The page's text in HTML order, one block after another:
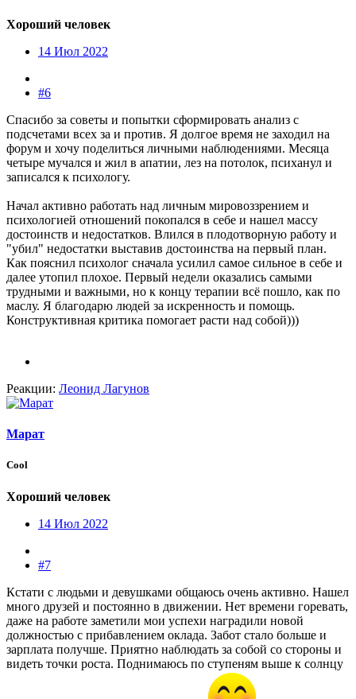
Хороший человек
14 Июл 2022
#6
Спасибо за советы и попытки сформировать анализ с
подсчетами всех за и против. Я долгое время не заходил на
форум и хочу поделиться личными наблюдениями. Месяца
четыре мучался и жил в апатии, лез на потолок, психанул и
записался к психологу.
Начал активно работать над личным мировоззрением и
психологией отношений покопался в себе и нашел массу
достоинств и недостатков. Влился в плодотворную работу и
"убил" недостатки выставив достоинства на первый план.
Как пояснил психолог сначала усилил самое сильное в себе и
далее утопил плохое. Первый недели оказались самыми
трудными и важными, но к концу терапии всё пошло, как по
маслу. Я благодарю людей за искренность и помощь.
Конструктивная критика помогает расти над собой)))
Реакции: Леонид Лагунов
Марат
Cool
Хороший человек
14 Июл 2022
#7
Кстати с людьми и девушками общаюсь очень активно. Нашел
много друзей и постоянно в движении. Нет времени горевать,
даже на работе заметили мои успехи наградили новой
должностью с прибавлением оклада. Забот стало больше и
зарплата получше. Приятно наблюдать за собой со стороны и
видеть точки роста. Поднимаюсь по ступеням выше к солнцу